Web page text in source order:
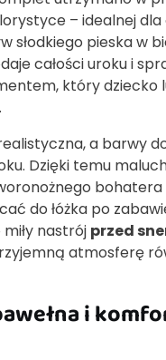
– idealnej
słodkiego pieska w
całości uroku i
który dziecko
a barwy
Dzięki temu
bohatera
do łóżka po
nastrój przed
atmosferę
i